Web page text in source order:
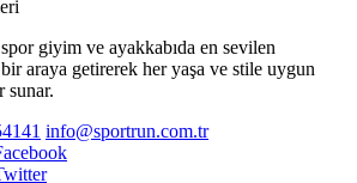
giyim ve ayakkabıda en sevilen
araya getirerek her yaşa ve stile uygun
sunar.
info@sportrun.com.tr